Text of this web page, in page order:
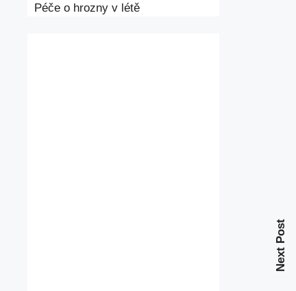
Next Post
Péče o hrozny v létě